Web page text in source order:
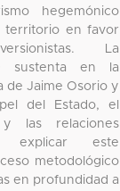
hegemónico
territorio en favor
La
sustenta en la
de Jaime Osorio y
del Estado, el
las relaciones
explicar este
metodológico
en profundidad a